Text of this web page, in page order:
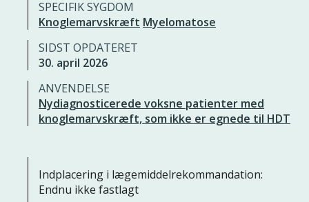
SPECIFIK SYGDOM
Knoglemarvskræft Myelomatose
SIDST OPDATERET
30. april 2026
ANVENDELSE
Nydiagnosticerede voksne patienter med
knoglemarvskræft, som ikke er egnede til HDT
Indplacering i lægemiddelrekommandation:
Endnu ikke fastlagt